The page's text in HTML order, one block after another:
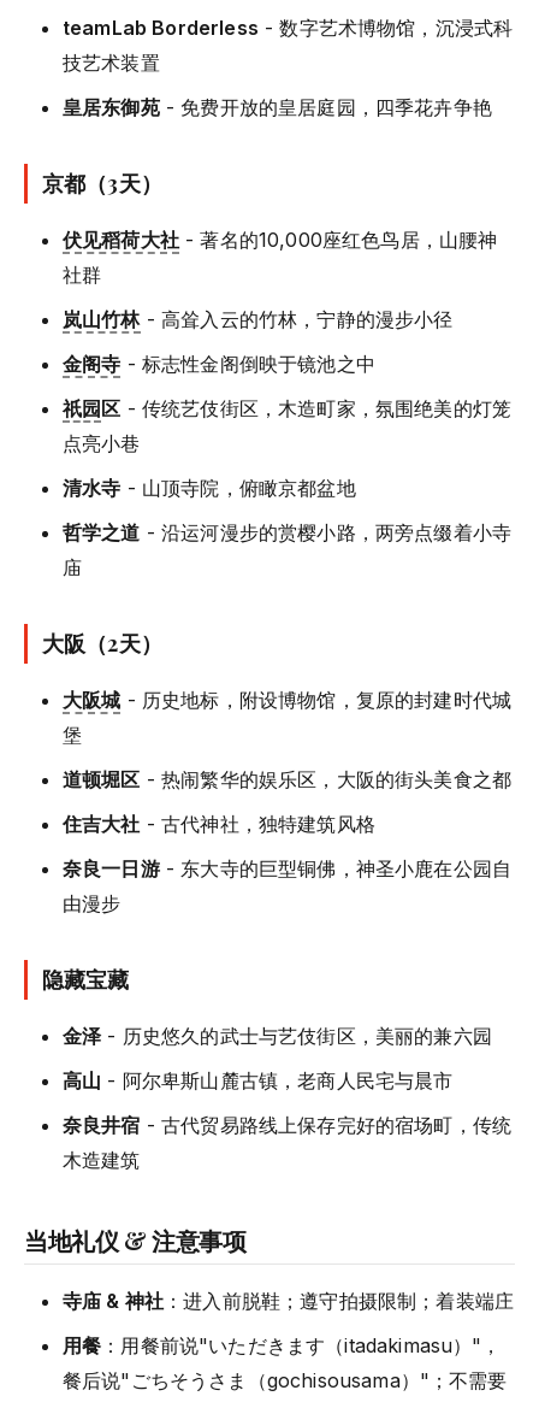
teamLab Borderless - 数字艺术博物馆，沉浸式科
技艺术装置
皇居东御苑- 免费开放的皇居庭园，四季花卉争艳
京都（3天）
伏见稻荷大社- 著名的10,000座红色鸟居，山腰神
社群
岚山竹林- 高耸入云的竹林，宁静的漫步小径
金阁寺 - 标志性金阁倒映于镜池之中
祇园 区 - 传统艺伎街区，木造町家，氛围绝美的灯笼
点亮小巷
清水寺 - 山顶寺院，俯瞰京都盆地
哲学之道 - 沿运河漫步的赏樱小路，两旁点缀着小寺
庙
大阪（2天）
大阪城 - 历史地标，附设博物馆，复原的封建时代城
堡
道顿堀区 - 热闹繁华的娱乐区，大阪的街头美食之都
住吉大社 - 古代神社，独特建筑风格
奈良一日游- 东大寺的巨型铜佛，神圣小鹿在公园自
由漫步
隐藏宝藏
金泽- 历史悠久的武士与艺伎街区，美丽的兼六园
高山 - 阿尔卑斯山麓古镇，老商人民宅与晨市
奈良井宿 - 古代贸易路线上保存完好的宿场町，传统
木造建筑
当地礼仪 & 注意事项
寺庙 & 神社 ：进入前脱鞋；遵守拍摄限制；着装端庄
用餐 ：用餐前说"いただきます（itadakimasu）"，
餐后说"ごちそうさま（gochisousama）"；不需要